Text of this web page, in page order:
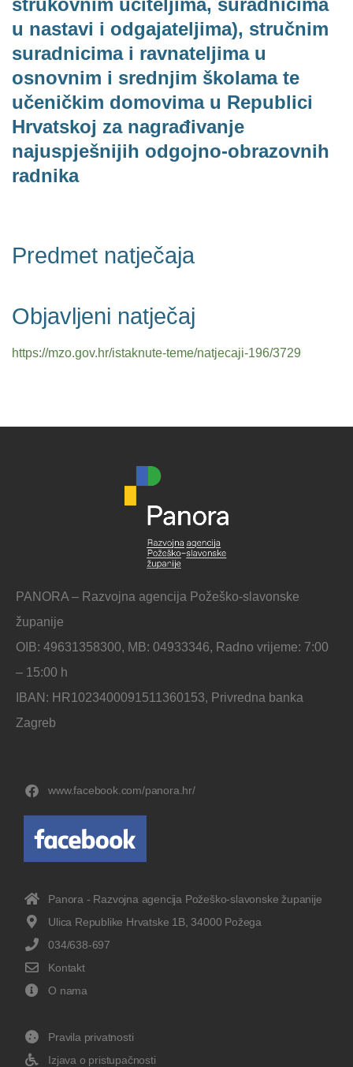
strukovnim učiteljima, suradnicima
u nastavi i odgajateljima), stručnim
suradnicima i ravnateljima u
osnovnim i srednjim školama te
učeničkim domovima u Republici
Hrvatskoj za nagrađivanje
najuspješnijih odgojno-obrazovnih
radnika
Predmet natječaja
Objavljeni natječaj
https://mzo.gov.hr/istaknute-teme/natjecaji-196/3729
PANORA – Razvojna agencija Požeško-slavonske
županije
OIB: 49631358300, MB: 04933346, Radno vrijeme: 7:00
– 15:00 h
IBAN: HR1023400091511360153, Privredna banka
Zagreb
www.facebook.com/panora.hr/
Panora - Razvojna agencija Požeško-slavonske županije
Ulica Republike Hrvatske 1B, 34000 Požega
034/638-697
Kontakt
O nama
Pravila privatnosti
Izjava o pristupačnosti